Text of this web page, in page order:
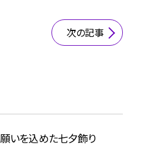
次の記事
願いを込めた七夕飾り